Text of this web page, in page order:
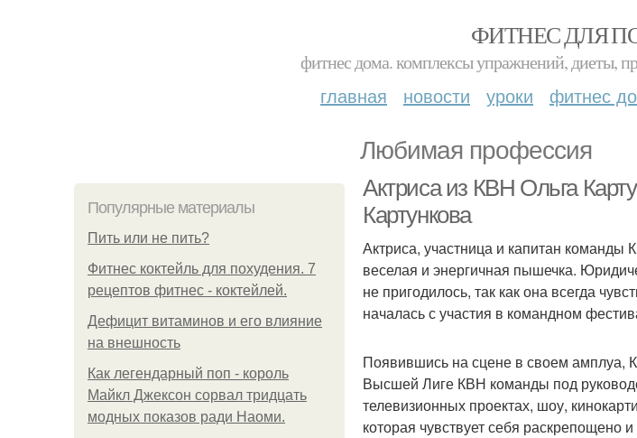
ФИТНЕС ДЛЯ
фитнес дома. комплексы упражнений, диеты,
главная новости уроки фитнес
Любимая профессия
Популярные материалы
Пить или не пить?
Фитнес коктейль для похудения. 7
рецептов фитнес - коктейлей.
Дефицит витаминов и его влияние
на внешность
Как легендарный поп - король
Майкл Джексон сорвал тридцать
модных показов ради Наоми.
Актриса из КВН Ольга
Картункова
Актриса, участница и капитан команды
веселая и энергичная пышечка.
не пригодилось, так как она всегда
началась с участия в командном
Появившись на сцене в своем амплуа,
Высшей Лиге КВН команды под
телевизионных проектах, шоу,
которая чувствует себя раскрепощено